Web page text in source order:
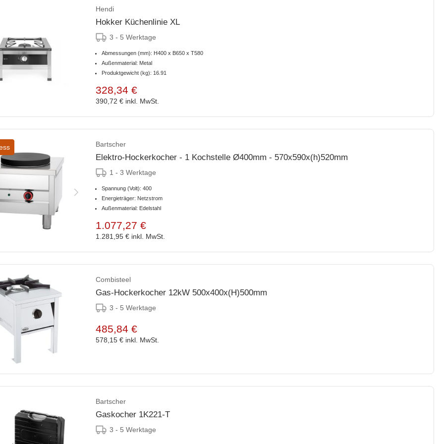
Hendi
Hokker Küchenlinie XL
3 - 5 Werktage
Abmessungen (mm): H400 x B650 x T580
Außenmaterial: Metal
Produktgewicht (kg): 16.91
328,34 €
390,72 € inkl. MwSt.
Bartscher
Elektro-Hockerkocher - 1 Kochstelle Ø400mm - 570x590x(h)520mm
1 - 3 Werktage
Spannung (Volt): 400
Energieträger: Netzstrom
Außenmaterial: Edelstahl
1.077,27 €
1.281,95 € inkl. MwSt.
Combisteel
Gas-Hockerkocher 12kW 500x400x(H)500mm
3 - 5 Werktage
485,84 €
578,15 € inkl. MwSt.
Bartscher
Gaskocher 1K221-T
3 - 5 Werktage